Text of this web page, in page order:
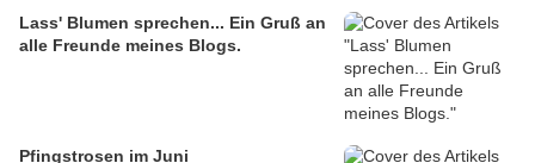
Lass' Blumen sprechen... Ein Gruß an
alle Freunde meines Blogs.
Pfingstrosen im Juni